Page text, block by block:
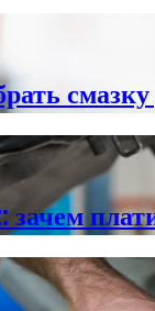
смазку